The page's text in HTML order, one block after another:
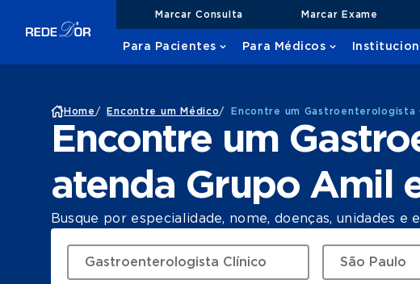
Marcar Consulta Marcar Exame
Para Pacientes Para Médicos
Home / Encontre um Médico/ Encontre um Gastroenterologista
Encontre um
atenda Grupo Amil
Busque por especialidade, nome, doenças, unidades